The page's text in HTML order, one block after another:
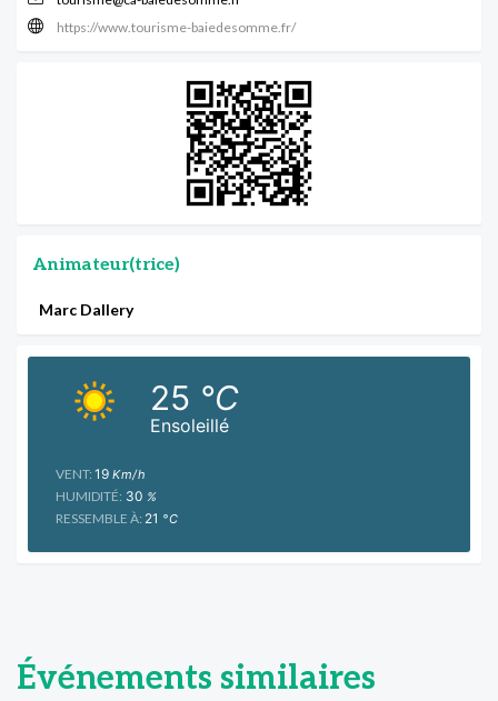
https://www.tourisme-baiedesomme.fr/
Animateur(trice)
Marc Dallery
Ensoleillé
25 °C
VENT: 19 Km/h
HUMIDITÉ: 30 %
RESSEMBLE À: 21 °C
Événements similaires